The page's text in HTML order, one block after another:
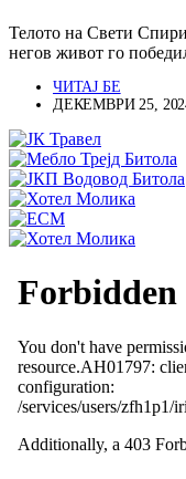
Телото на Свети
негов живот го
ЧИТАЈ БЕ
ДЕКЕМВРИ 25,